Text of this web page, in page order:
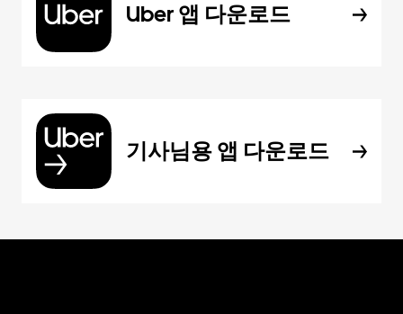
Uber 앱 다운로드
기사님용 앱 다운로드